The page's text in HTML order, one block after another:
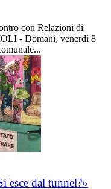
con Relazioni di
- Domani, venerdì 8
esce dal tunnel?»